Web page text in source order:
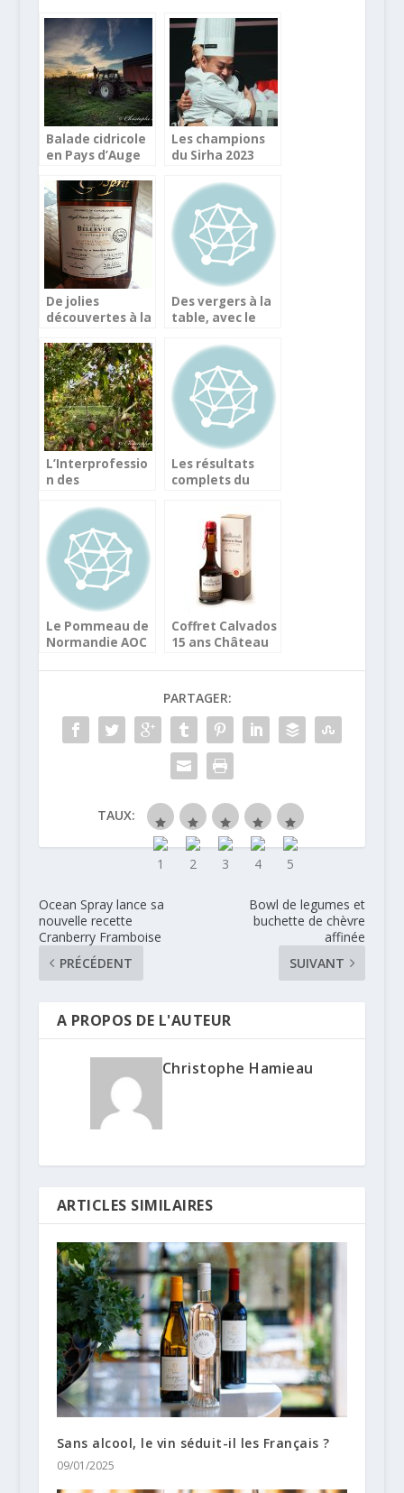
Balade cidricole
en Pays d’Auge
Les champions
du Sirha 2023
De jolies
découvertes à la
Des vergers à la
table, avec le
Kerisac
L’Interprofessio
n des
Cidricoles tire le
signal d’alarme
Les résultats
complets du
Général Agricole
Le Pommeau de
Normandie AOC
Breuil
Coffret Calvados
15 ans Château
Bouteille du WE
PARTAGER:
TAUX:
Ocean Spray lance sa
nouvelle recette
Cranberry Framboise
PRÉCÉDENT
Bowl de legumes et
buchette de chèvre
affinée
SUIVANT
A PROPOS DE L'AUTEUR
Christophe Hamieau
ARTICLES SIMILAIRES
Sans alcool, le vin séduit-il les Français ?
09/01/2025